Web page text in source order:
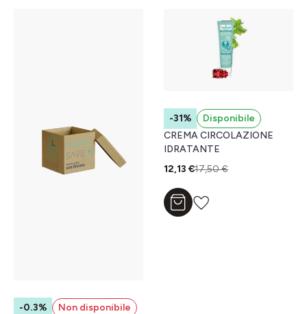
-0.3%
Non disponibile
-31%
Disponibile
CREMA CIRCOLAZIONE
IDRATANTE
12,13 €17,50 €
Aggiungi al carrello